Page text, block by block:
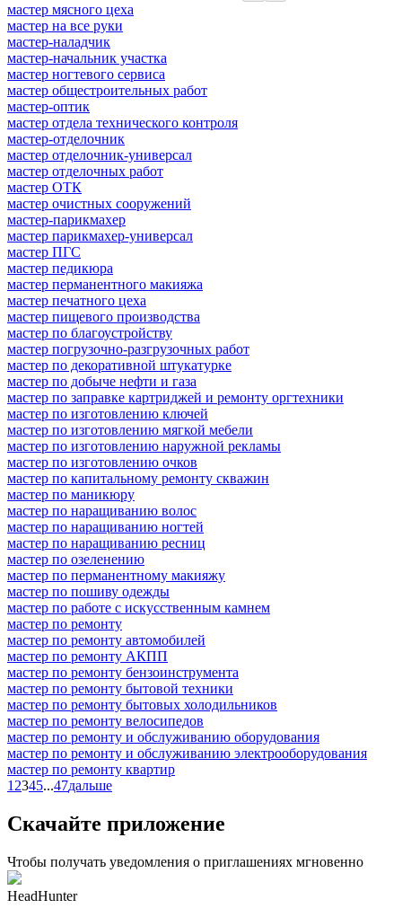
мастер мясного цеха
мастер на все руки
мастер-наладчик
мастер-начальник участка
мастер ногтевого сервиса
мастер общестроительных работ
мастер-оптик
мастер отдела технического контроля
мастер-отделочник
мастер отделочник-универсал
мастер отделочных работ
мастер ОТК
мастер очистных сооружений
мастер-парикмахер
мастер парикмахер-универсал
мастер ПГС
мастер педикюра
мастер перманентного макияжа
мастер печатного цеха
мастер пищевого производства
мастер по благоустройству
мастер погрузочно-разгрузочных работ
мастер по декоративной штукатурке
мастер по добыче нефти и газа
мастер по заправке картриджей и ремонту оргтехники
мастер по изготовлению ключей
мастер по изготовлению мягкой мебели
мастер по изготовлению наружной рекламы
мастер по изготовлению очков
мастер по капитальному ремонту скважин
мастер по маникюру
мастер по наращиванию волос
мастер по наращиванию ногтей
мастер по наращиванию ресниц
мастер по озеленению
мастер по перманентному макияжу
мастер по пошиву одежды
мастер по работе с искусственным камнем
мастер по ремонту
мастер по ремонту автомобилей
мастер по ремонту АКПП
мастер по ремонту бензоинструмента
мастер по ремонту бытовой техники
мастер по ремонту бытовых холодильников
мастер по ремонту велосипедов
мастер по ремонту и обслуживанию оборудования
мастер по ремонту и обслуживанию электрооборудования
мастер по ремонту квартир
1 2345...47дальше
Скачайте приложение
Чтобы получать уведомления о приглашениях мгновенно
HeadHunter